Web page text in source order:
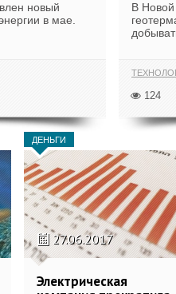
новый
в мае.
В Новой
124
ДЕНЬГИ
27.06.2017
Электрическая